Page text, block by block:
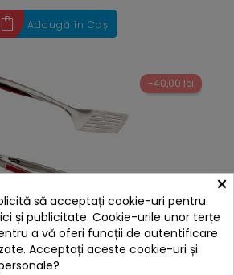
Adaugă în Coș
-40,00 lei
×
să acceptați cookie-uri pentru
și publicitate. Cookie-urile unor terțe
a vă oferi funcții de autentificare
Acceptați aceste cookie-uri și